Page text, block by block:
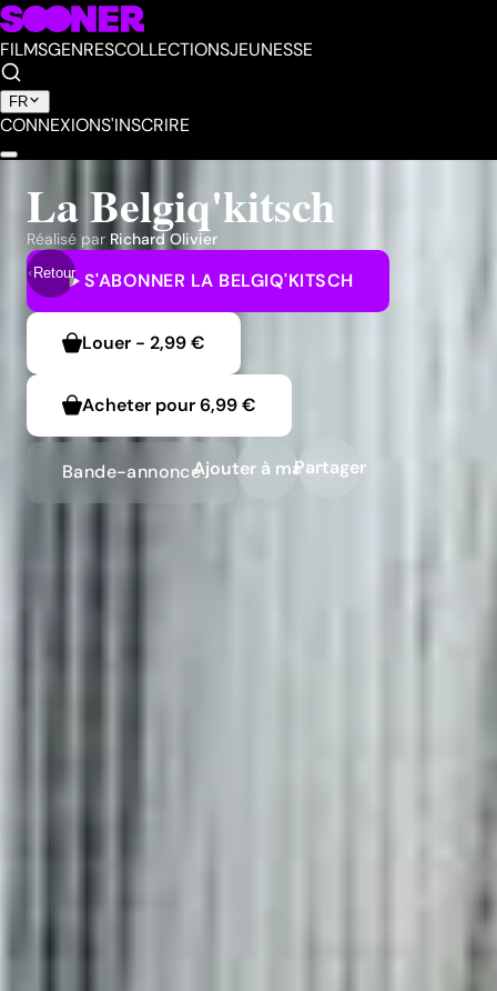
FILMSGENRESCOLLECTIONSJEUNESSE
FR
CONNEXIONS'INSCRIRE
Retour
La Belgiq'kitsch
Réalisé par Richard Olivier
S'ABONNER LA BELGIQ'KITSCH
Louer - 2,99 €
Acheter pour6,99 €
Bande-annonceAjouter à ma liste
Partager